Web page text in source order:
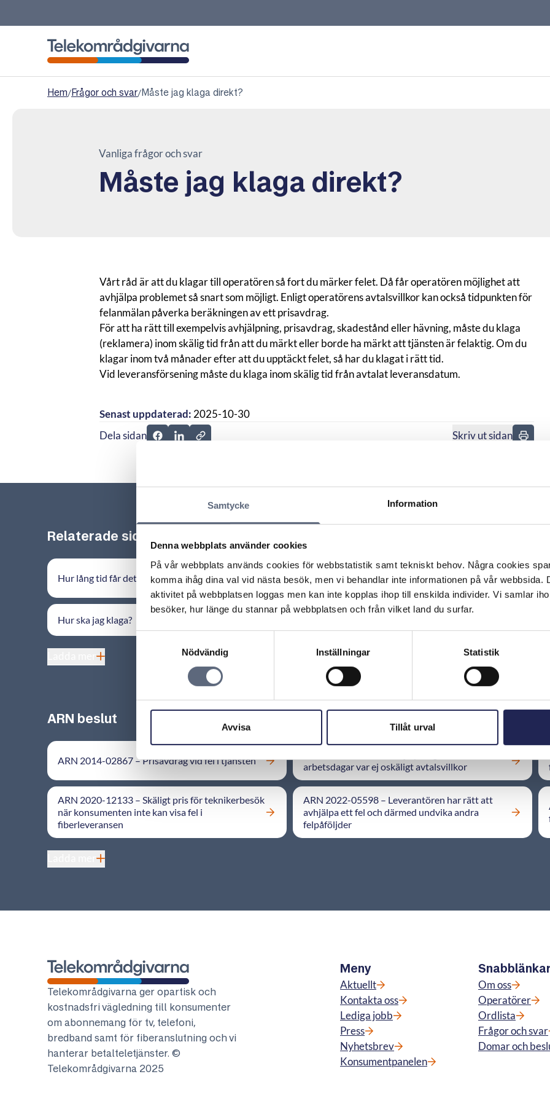
Samtycke Information
Denna webbplats använder cookies
På vår webbplats används cookies för webbstatistik samt tekniskt behov. Några cookies
komma ihåg dina val vid nästa besök, men vi behandlar inte informationen på vår webbsida.
aktivitet på webbplatsen loggas men kan inte kopplas ihop till enskilda individer. Vi samlar
besöker, hur länge du stannar på webbplatsen och från vilket land du surfar.
Samtyckesval
Nödvändig
Inställningar Statistik
Avvisa Tillåt urval
Hem/Frågor och svar/Måste jag klaga direkt?
Vanliga frågor och svar
Måste jag klaga direkt?
Vårt råd är att duklagar till operatörenså fort du märker felet. Då får operatören möjlighet att
avhjälpa problemet så snart som möjligt. Enligt operatörens avtalsvillkor kan också tidpunkten för
felanmälan påverka beräkningen av ett prisavdrag.
För att ha rätt till exempelvis avhjälpning, prisavdrag, skadeståndellerhävning, måste du klaga
(reklamera) inom skälig tid från att du märkt eller borde ha märkt att tjänsten är felaktig. Om du
klagar inom två månader efter att du upptäckt felet, så har du klagat i rätt tid.
Vid leveransförseningmåste du klaga inom skälig tid från avtalat leveransdatum.
Senast uppdaterad: 2025-10-30
Dela sidan
Dela sidan på Facebook
Dela sidan på Linkedin
Skriv ut sidan
Relaterade sidor till frågan
Hur lång tid får det ta innan felet avhjälps?
Vad har jag för rättigheter vid fel eller avbrott på
tjänsten?
Hur ska jag klaga?
ARN beslut
ARN 2014-02867 – Prisavdrag vid fel i tjänsten
arbetsdagar var ej oskäligt avtalsvillkor
ARN 2020-12133 – Skäligt pris för teknikerbesök
när konsumenten inte kan visa fel i
fiberleveransen
ARN 2022-05598 – Leverantören har rätt att
avhjälpa ett fel och därmed undvika andra
felpåföljder
Telekområdgivarna
Telekområdgivarna ger opartisk och
kostnadsfri vägledning till konsumenter
om abonnemang för tv, telefoni,
bredband samt för fiberanslutning och vi
hanterar betalteletjänster. ©
Telekområdgivarna 2025
Meny
Aktuellt
Kontakta oss
Lediga jobb
Press
Nyhetsbrev
Konsumentpanelen
Om oss
Operatörer
Ordlista
Frågor och svar
Domar och